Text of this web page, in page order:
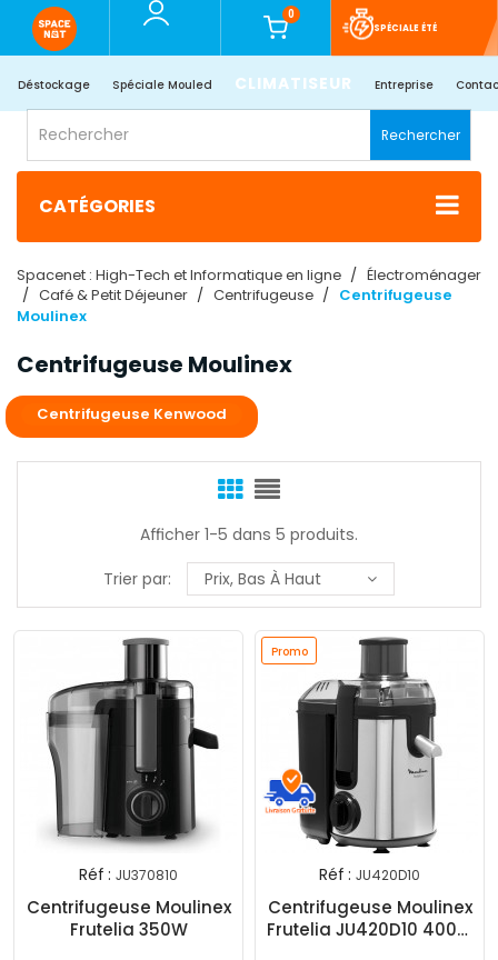
0
SPÉCIALE ÉTÉ
Déstockage Spéciale Mouled CLIMATISEUR Entreprise
Rechercher
CATÉGORIES
Spacenet : High-Tech et Informatique en ligne
Électroménager
Café & Petit Déjeuner
Centrifugeuse
Centrifugeuse
Moulinex
Centrifugeuse Moulinex
Centrifugeuse Kenwood
Afficher 1-5 dans 5 produits.
Trier par:
Prix, Bas À Haut
Réf : JU370810
Centrifugeuse Moulinex
Frutelia 350W
Promo
Réf : JU420D10
Centrifugeuse Moulinex
Frutelia JU420D10 400W